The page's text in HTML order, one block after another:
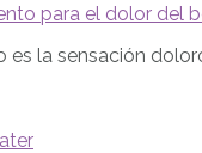
para el dolor del
la sensación